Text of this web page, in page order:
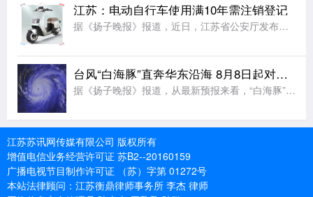
江苏：电动自行车使用满10年需注销登记
据《扬子晚报》报道，近日，江苏省公安厅发布《江苏省电动自行车登记管理规定》，对电动自行车登记、转移登记、车牌补换领等管理事项作出新的规范要求，该规定将于9月1日起施行。规定要求，电动自行车上道路行驶，
台风“白海豚”直奔华东沿海 8月8日起对江苏有风雨影响
据《扬子晚报》报道，从最新预报来看，“白海豚”直奔我国华东沿海而来。尽管后期路径仍有较大变数，但影响我国已成定局。中央气象台已发布台风黄色预警，“白海豚”或将于9日下午至10日早晨在浙江到福建北部沿海
江苏苏讯网传媒有限公司 版权所有
增值电信业务经营许可证 苏B2--20160159
广播电视节目制作许可证 （苏）字第 01272号
本站法律顾问：江苏衡鼎律师事务所 李杰 律师